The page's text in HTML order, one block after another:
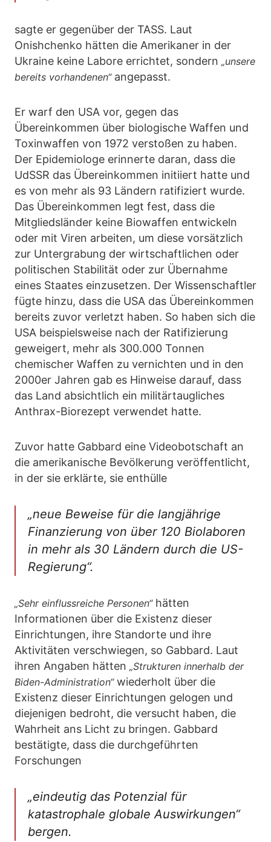
sagte er gegenüber der TASS. Laut
Onishchenko hätten die Amerikaner in der
Ukraine keine Labore errichtet, sondern „unsere
bereits vorhandenen“angepasst.
Er warf den USA vor, gegen das
Übereinkommen über biologische Waffen und
Toxinwaffen von 1972 verstoßen zu haben.
Der Epidemiologe erinnerte daran, dass die
UdSSR das Übereinkommen initiiert hatte und
es von mehr als 93 Ländern ratifiziert wurde.
Das Übereinkommen legt fest, dass die
Mitgliedsländer keine Biowaffen entwickeln
oder mit Viren arbeiten, um diese vorsätzlich
zur Untergrabung der wirtschaftlichen oder
politischen Stabilität oder zur Übernahme
eines Staates einzusetzen. Der Wissenschaftler
fügte hinzu, dass die USA das Übereinkommen
bereits zuvor verletzt haben. So haben sich die
USA beispielsweise nach der Ratifizierung
geweigert, mehr als 300.000 Tonnen
chemischer Waffen zu vernichten und in den
2000er Jahren gab es Hinweise darauf, dass
das Land absichtlich ein militärtaugliches
Anthrax-Biorezept verwendet hatte.
Zuvor hatte Gabbard eine Videobotschaft an
die amerikanische Bevölkerung veröffentlicht,
in der sie erklärte, sie enthülle
„neue Beweise für die langjährige
Finanzierung von über 120 Biolaboren
in mehr als 30 Ländern durch die US-
Regierung“.
„Sehr einflussreiche Personen“hätten
Informationen über die Existenz dieser
Einrichtungen, ihre Standorte und ihre
Aktivitäten verschwiegen, so Gabbard. Laut
ihren Angaben hätten „Strukturen innerhalb der
Biden-Administration“wiederholt über die
Existenz dieser Einrichtungen gelogen und
diejenigen bedroht, die versucht haben, die
Wahrheit ans Licht zu bringen. Gabbard
bestätigte, dass die durchgeführten
Forschungen
„eindeutig das Potenzial für
katastrophale globale Auswirkungen“
bergen.